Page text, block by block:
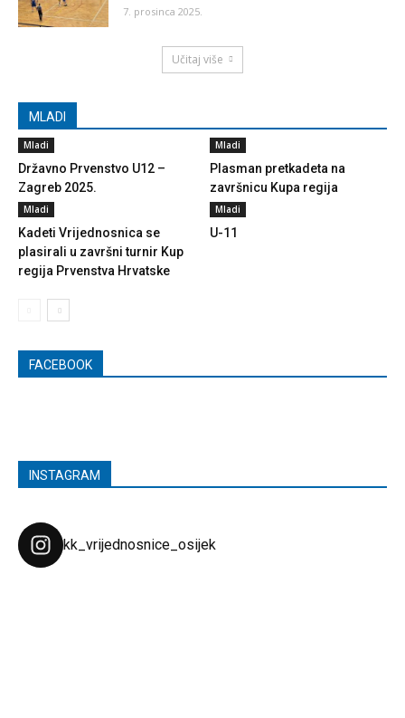
7. prosinca 2025.
Učitaj više
MLADI
Mladi
Državno Prvenstvo U12 –
Zagreb 2025.
Mladi
Plasman pretkadeta na
završnicu Kupa regija
Mladi
Kadeti Vrijednosnica se
plasirali u završni turnir Kup
regija Prvenstva Hrvatske
Mladi
U-11
FACEBOOK
INSTAGRAM
kk_vrijednosnice_osijek